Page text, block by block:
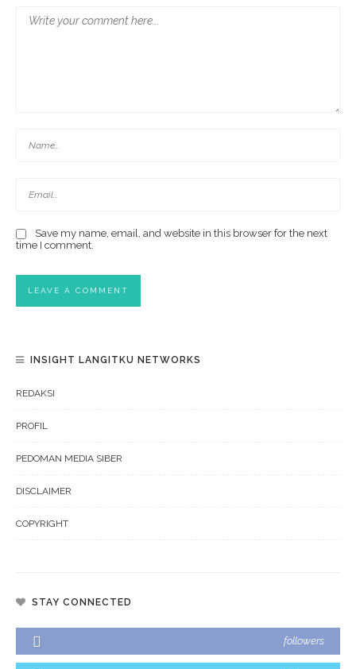
Save my name, email, and website in this browser for the next
time I comment.
INSIGHT LANGITKU NETWORKS
REDAKSI
PROFIL
PEDOMAN MEDIA SIBER
DISCLAIMER
COPYRIGHT
STAY CONNECTED
followers